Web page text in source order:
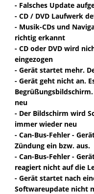
- Falsches Update
- CD / DVD Laufwerk
- Musik-CDs und
richtig erkannt
- CD oder DVD wird
eingezogen
- Gerät startet mehr.
- Gerät geht nicht an.
neu
- Der Bildschirm wird
immer wieder neu
- Can-Bus-Fehler -
Zündung ein bzw. aus.
- Can-Bus-Fehler -
reagiert nicht auf die
- Gerät startet nach
Softwareupdate nicht